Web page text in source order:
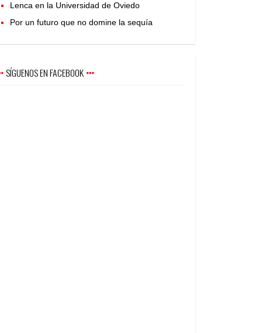
Lenca en la Universidad de Oviedo
Por un futuro que no domine la sequía
SÍGUENOS EN FACEBOOK